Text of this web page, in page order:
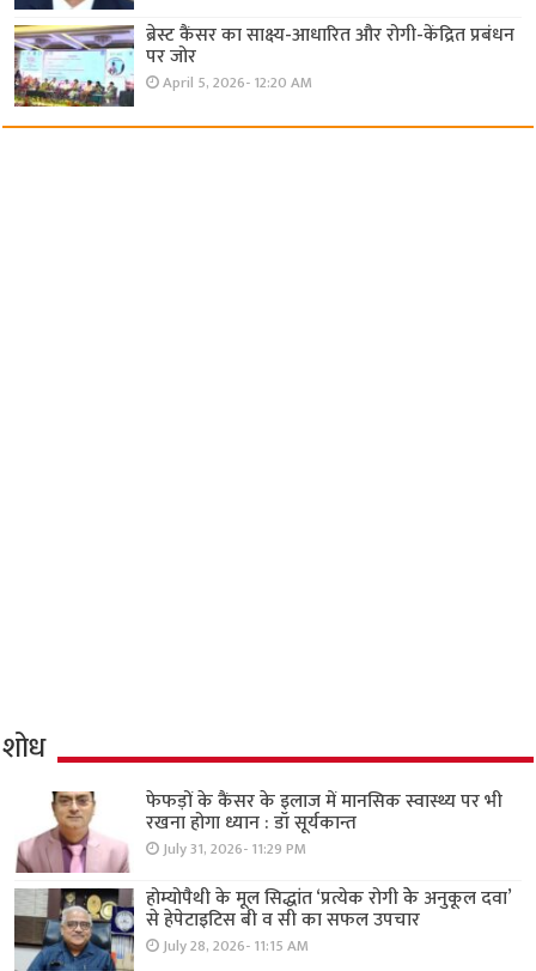
ब्रेस्ट कैंसर का साक्ष्य-आधारित और रोगी-केंद्रित प्रबंधन
पर जोर
April 5, 2026- 12:20 AM
शोध
फेफड़ों के कैंसर के इलाज में मानसिक स्वास्थ्य पर भी
रखना होगा ध्यान : डॉ सूर्यकान्त
July 31, 2026- 11:29 PM
होम्योपैथी के मूल सिद्धांत ‘प्रत्येक रोगी केे अनुकूल दवा’
से हेपेटाइटिस बी व सी का सफल उपचार
July 28, 2026- 11:15 AM